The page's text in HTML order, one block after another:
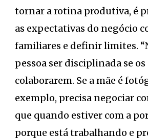
tornar a rotina produtiva, é
as expectativas do negócio
familiares e definir limites.
pessoa ser disciplinada se
colaborarem. Se a mãe é
exemplo, precisa negociar
que quando estiver com a
porque está trabalhando e